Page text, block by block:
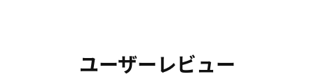
ユーザーレビュー